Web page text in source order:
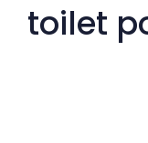
toilet